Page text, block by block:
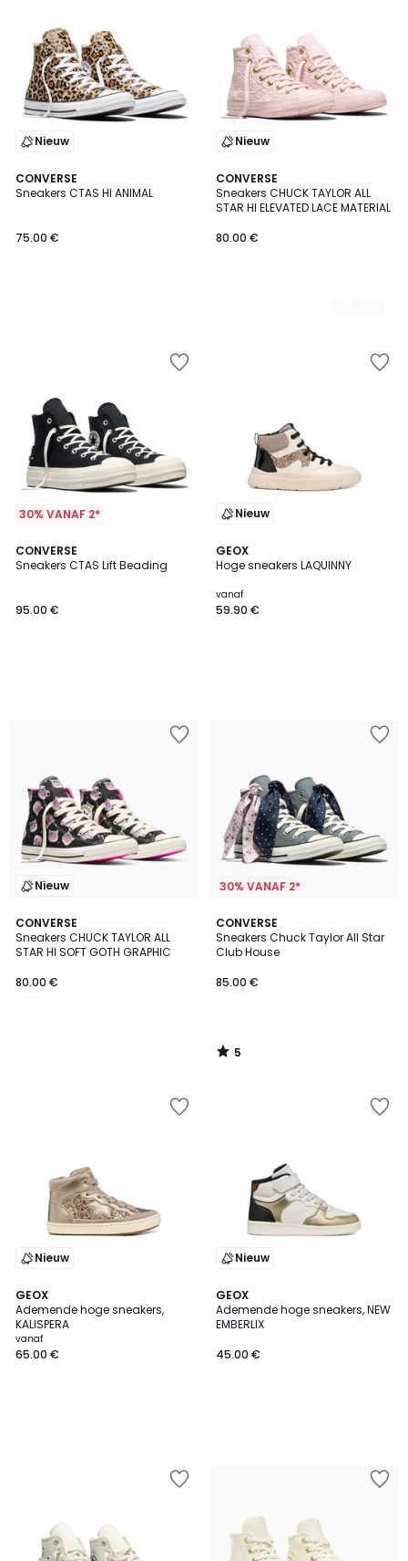
Nieuw
CONVERSE
Sneakers CTAS HI ANIMAL
75.00 €
Nieuw
CONVERSE
Sneakers CHUCK TAYLOR ALL
STAR HI ELEVATED LACE MATERIAL
80.00 €
2
Kleuren
30% VANAF 2*
CONVERSE
Sneakers CTAS Lift Beading
95.00 €
Nieuw
GEOX
Hoge sneakers LAQUINNY
vanaf
59.90 €
Nieuw
CONVERSE
Sneakers CHUCK TAYLOR ALL
STAR HI SOFT GOTH GRAPHIC
80.00 €
30% VANAF 2*
CONVERSE
Sneakers Chuck Taylor All Star
Club House
85.00 €
5
/
5
5
/
Nieuw
GEOX
Ademende hoge sneakers,
KALISPERA
vanaf
65.00 €
Nieuw
GEOX
Ademende hoge sneakers, NEW
EMBERLIX
45.00 €